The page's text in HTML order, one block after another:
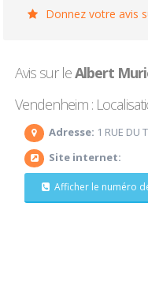
Donnez votre avis
Avis sur leAlbert
Vendenheim :
Adresse: 1 RUE DU
Site internet:
Afficher le numéro